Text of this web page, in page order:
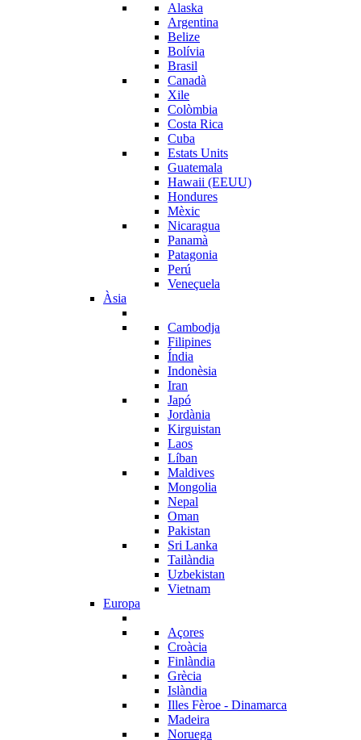
Alaska
Argentina
Belize
Bolívia
Brasil
Canadà
Xile
Colòmbia
Costa Rica
Cuba
Estats Units
Guatemala
Hawaii (EEUU)
Hondures
Mèxic
Nicaragua
Panamà
Patagonia
Perú
Veneçuela
Àsia
Cambodja
Filipines
Índia
Indonèsia
Iran
Japó
Jordània
Kirguistan
Laos
Líban
Maldives
Mongolia
Nepal
Oman
Pakistan
Sri Lanka
Tailàndia
Uzbekistan
Vietnam
Europa
Açores
Croàcia
Finlàndia
Grècia
Islàndia
Illes Fèroe - Dinamarca
Madeira
Noruega